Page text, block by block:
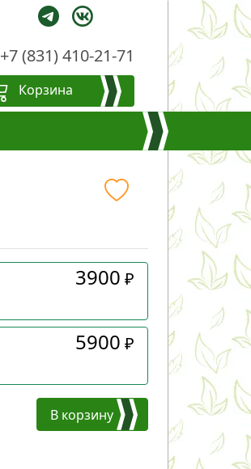
+7 (831) 410-21-71
Корзина
3900 ₽
5900 ₽
В корзину